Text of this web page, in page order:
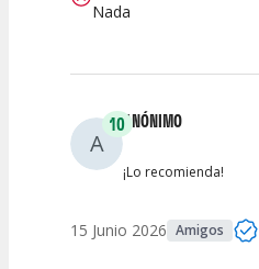
Nada
A
10ANÓNIMO
¡Lo recomienda!
15 Junio 2026 Amigos